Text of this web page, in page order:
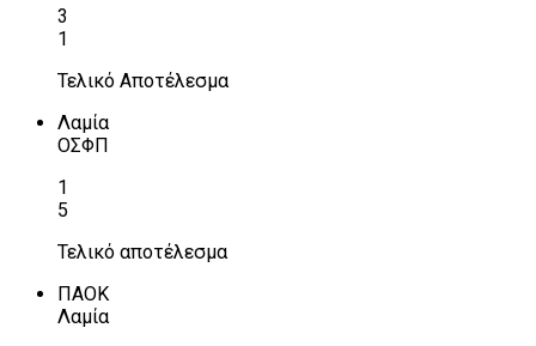
3
1
Τελικό Αποτέλεσμα
Λαμία
ΟΣΦΠ
1
5
Τελικό αποτέλεσμα
ΠΑΟΚ
Λαμία